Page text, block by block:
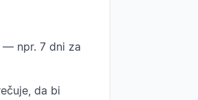
— npr. 7 dni za
da bi